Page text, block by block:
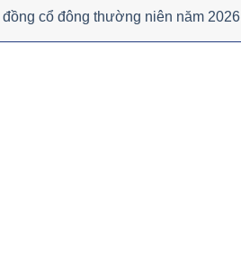
cổ đông thường niên năm 2026